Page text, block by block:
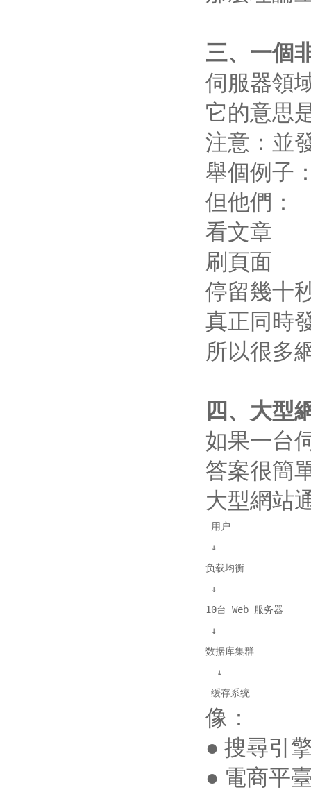
三、一個
伺服器領
它的意思
注意：並
舉個例子
但他們：
看文章
刷頁面
停留幾十
真正同時
所以很多
四、大型
如果一台
答案很簡
大型網站
用户
↓
负载均衡
↓
10台 Web 服务器
↓
数据库集群
↓
缓存系统
像：
● 搜尋引
● 電商平